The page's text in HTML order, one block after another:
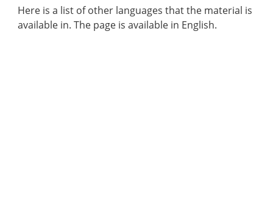
Here is a list of other languages that the material is
available in. The page is available in English.